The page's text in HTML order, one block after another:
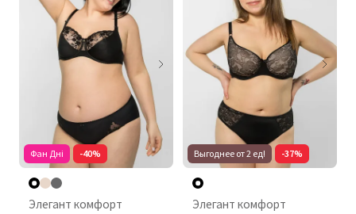
Фан Дні -40%
Элегант комфорт
Выгоднее от 2 ед! -37%
Элегант комфорт